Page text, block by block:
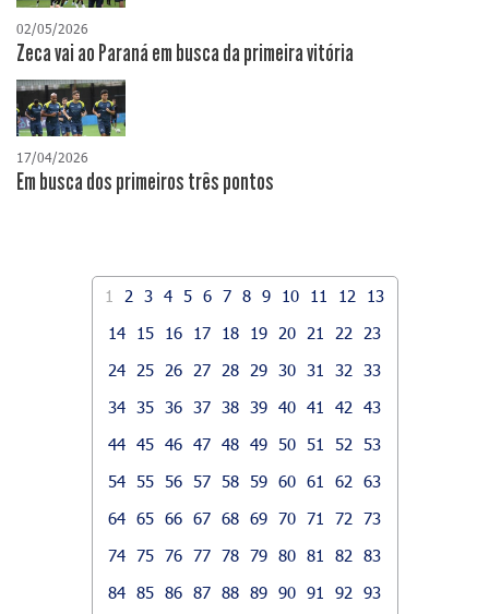
02/05/2026
Zeca vai ao Paraná em busca da primeira vitória
17/04/2026
​Em busca dos primeiros três pontos
1 2 3 4 5 6 7 8 9 10 11 12
13
14
15 16 17 18 19 20 21 22
23
24
25 26 27 28 29 30 31 32
33
34
35 36 37 38 39 40 41 42
43
44 45 46 47 48 49 50 51 52
53
54
55 56 57 58 59 60 61 62
63
64 65 66 67 68 69 70 71 72
73
74 75 76 77 78 79 80 81 82
83
84 85 86 87 88 89 90 91 92
93